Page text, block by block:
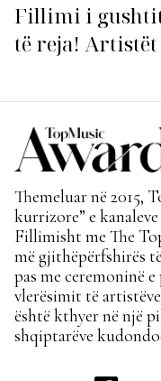
Fillimi i gushtit
të reja!
Themeluar në 2015,
kurrizore” e
Fillimisht me The
më gjithëpërfshirës
pas me ceremoninë
vlerësimit të
është kthyer në një
shqiptarëve